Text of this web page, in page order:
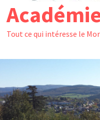
Tout ce qui intéresse le